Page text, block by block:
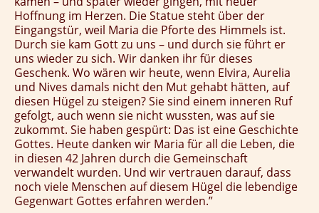
Hoffnung im Herzen. Die Statue steht über der
Eingangstür, weil Maria die Pforte des Himmels ist.
Durch sie kam Gott zu uns – und durch sie führt er
uns wieder zu sich. Wir danken ihr für dieses
Geschenk. Wo wären wir heute, wenn Elvira, Aurelia
und Nives damals nicht den Mut gehabt hätten, auf
diesen Hügel zu steigen? Sie sind einem inneren Ruf
gefolgt, auch wenn sie nicht wussten, was auf sie
zukommt. Sie haben gespürt: Das ist eine Geschichte
Gottes. Heute danken wir Maria für all die Leben, die
in diesen 42 Jahren durch die Gemeinschaft
verwandelt wurden. Und wir vertrauen darauf, dass
noch viele Menschen auf diesem Hügel die lebendige
Gegenwart Gottes erfahren werden.”